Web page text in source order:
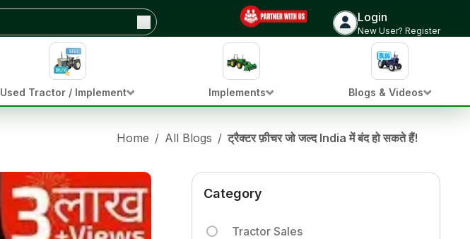
Login
New User? Register
Used Tractor / Implement Implements Blogs & Videos
Home / All Blogs / ट्रैक्टर फ़ीचर जो जल्द India में बंद हो सकते हैं!
Category
Tractor Sales